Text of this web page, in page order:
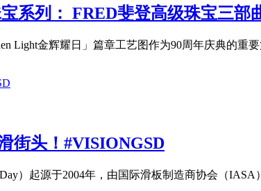
系列： FRED斐登高级珠宝三部
Light金辉耀日」篇章工艺图作为90周年庆典的重
街头！#VISIONGSD
）起源于2004年，由国际滑板制造商协会（IASA